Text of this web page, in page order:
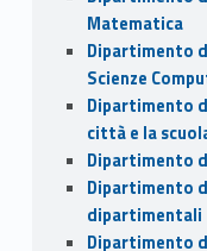
Matematica
Dipartimento
Scienze
Dipartimento
città e la
Dipartimento
Dipartimento
dipartimentali
Dipartimento